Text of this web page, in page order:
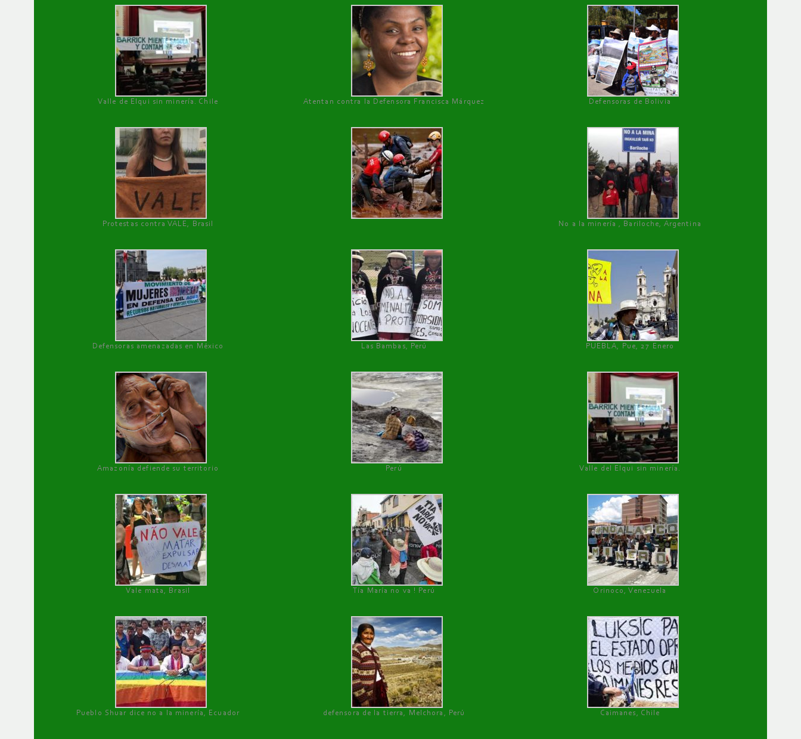
Valle de Elqui sin minería. Chile Atentan contra la Defensora Francisca Márquez Defensoras de Bolivia
Protestas contra VALE, Brasil No a la minería , Bariloche, Argentina
Defensoras amenazadas en México Las Bambas, Perú PUEBLA, Pue, 27 Enero
Amazonía defiende su territorio Perú Valle del Elqui sin minería.
Vale mata, Brasil Tía María no va ! Perú Orinoco, Venezuela
Pueblo Shuar dice no a la minería, Ecuador defensora de la tierra, Melchora, Perú Caimanes, Chile